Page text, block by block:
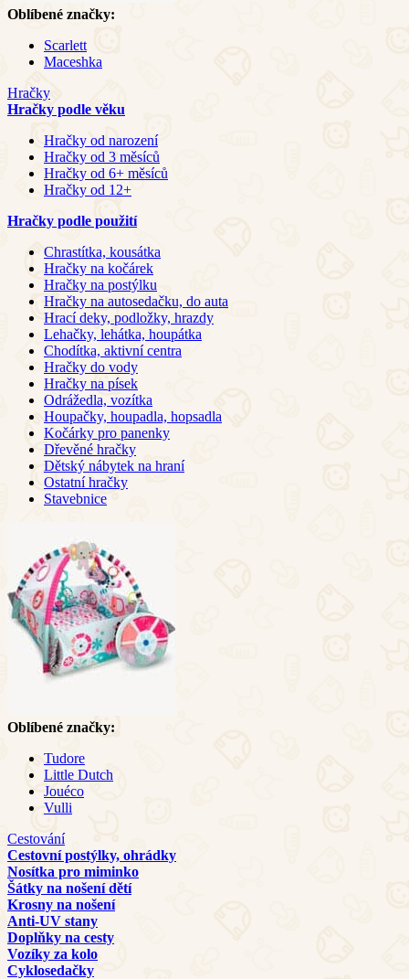
Oblíbené značky:
Scarlett
Maceshka
Hračky
Hračky podle věku
Hračky od narození
Hračky od 3 měsíců
Hračky od 6+ měsíců
Hračky od 12+
Hračky podle použití
Chrastítka, kousátka
Hračky na kočárek
Hračky na postýlku
Hračky na autosedačku, do auta
Hrací deky, podložky, hrazdy
Lehačky, lehátka, houpátka
Chodítka, aktivní centra
Hračky do vody
Hračky na písek
Odrážedla, vozítka
Houpačky, houpadla, hopsadla
Kočárky pro panenky
Dřevěné hračky
Dětský nábytek na hraní
Ostatní hračky
Stavebnice
Oblíbené značky:
Tudore
Little Dutch
Jouéco
Vulli
Cestování
Cestovní postýlky, ohrádky
Nosítka pro miminko
Šátky na nošení dětí
Krosny na nošení
Anti-UV stany
Doplňky na cesty
Vozíky za kolo
Cyklosedačky